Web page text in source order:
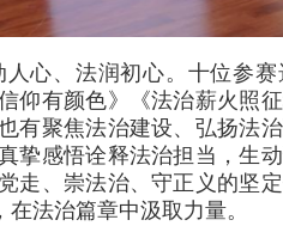
心、法润初心。十位参
仰有颜色》《法治薪火照
有聚焦法治建设、弘扬法
挚感悟诠释法治担当，生
走、崇法治、守正义的坚
法治篇章中汲取力量。